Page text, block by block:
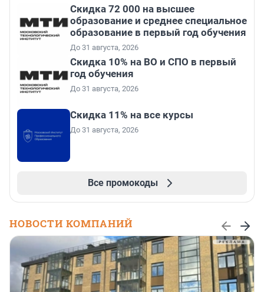
Скидка 72 000 на высшее
образование и среднее специальное
образование в первый год обучения
До 31 августа, 2026
Скидка 10% на ВО и СПО в первый
год обучения
До 31 августа, 2026
Скидка 11% на все курсы
До 31 августа, 2026
Все промокоды
НОВОСТИ КОМПАНИЙ